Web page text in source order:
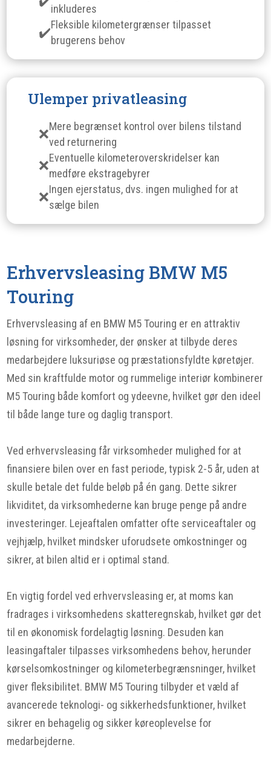
inkluderes
Fleksible kilometergrænser tilpasset
brugerens behov
Ulemper privatleasing
Mere begrænset kontrol over bilens tilstand
ved returnering
Eventuelle kilometeroverskridelser kan
medføre ekstragebyrer
Ingen ejerstatus, dvs. ingen mulighed for at
sælge bilen
Erhvervsleasing BMW M5
Touring
Erhvervsleasing af en BMW M5 Touring er en attraktiv
løsning for virksomheder, der ønsker at tilbyde deres
medarbejdere luksuriøse og præstationsfyldte køretøjer.
Med sin kraftfulde motor og rummelige interiør kombinerer
M5 Touring både komfort og ydeevne, hvilket gør den ideel
til både lange ture og daglig transport.
Ved erhvervsleasing får virksomheder mulighed for at
finansiere bilen over en fast periode, typisk 2-5 år, uden at
skulle betale det fulde beløb på én gang. Dette sikrer
likviditet, da virksomhederne kan bruge penge på andre
investeringer. Lejeaftalen omfatter ofte serviceaftaler og
vejhjælp, hvilket mindsker uforudsete omkostninger og
sikrer, at bilen altid er i optimal stand.
En vigtig fordel ved erhvervsleasing er, at moms kan
fradrages i virksomhedens skatteregnskab, hvilket gør det
til en økonomisk fordelagtig løsning. Desuden kan
leasingaftaler tilpasses virksomhedens behov, herunder
kørselsomkostninger og kilometerbegrænsninger, hvilket
giver fleksibilitet. BMW M5 Touring tilbyder et væld af
avancerede teknologi- og sikkerhedsfunktioner, hvilket
sikrer en behagelig og sikker køreoplevelse for
medarbejderne.